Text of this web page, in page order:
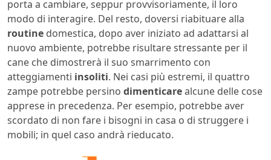
porta a cambiare, seppur provvisoriamente, il loro
modo di interagire. Del resto, doversi riabituare alla
routine domestica, dopo aver iniziato ad adattarsi al
nuovo ambiente, potrebbe risultare stressante per il
cane che dimostrerà il suo smarrimento con
atteggiamenti insoliti. Nei casi più estremi, il quattro
zampe potrebbe persino dimenticarealcune delle cose
apprese in precedenza. Per esempio, potrebbe aver
scordato di non fare i bisogni in casa o di struggere i
mobili; in quel caso andrà rieducato.